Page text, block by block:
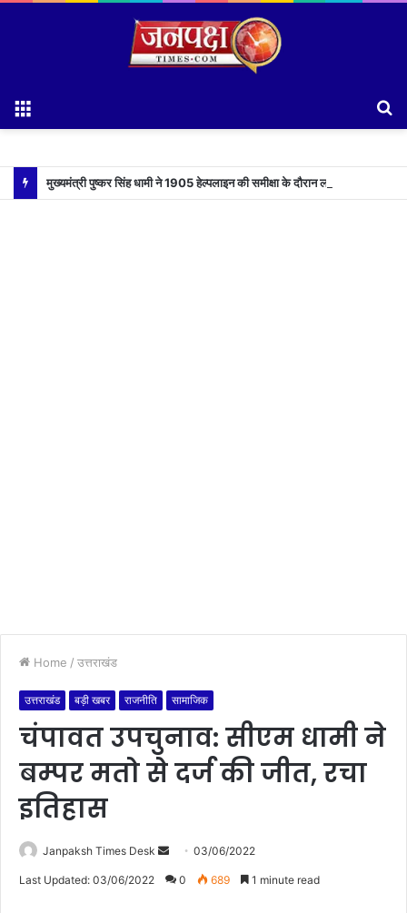
Home / उत्तराखंड
उत्तराखंड बड़ी खबर राजनीति सामाजिक
चंपावत उपचुनाव: सीएम धामी ने
बम्पर मतो से दर्ज की जीत, रचा
इतिहास
Janpaksh Times Desk
e
03/06/2022
Last Updated: 03/06/2022 0 689 1 minute read